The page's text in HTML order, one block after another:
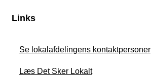
Links
Se lokalafdelingens kontaktpersoner
Læs Det Sker Lokalt